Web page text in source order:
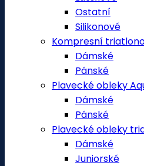
Ostatní
Silikonové
Kompresní
Dámské
Pánské
Plavecké obleky
Dámské
Pánské
Plavecké obleky
Dámské
Juniorské